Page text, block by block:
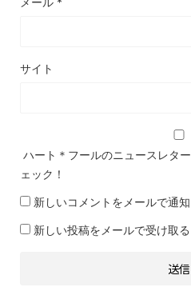
サイト
ハート＊フールのニュースレタ
ェック！
新しいコメントをメールで通知
新しい投稿をメールで受け取る